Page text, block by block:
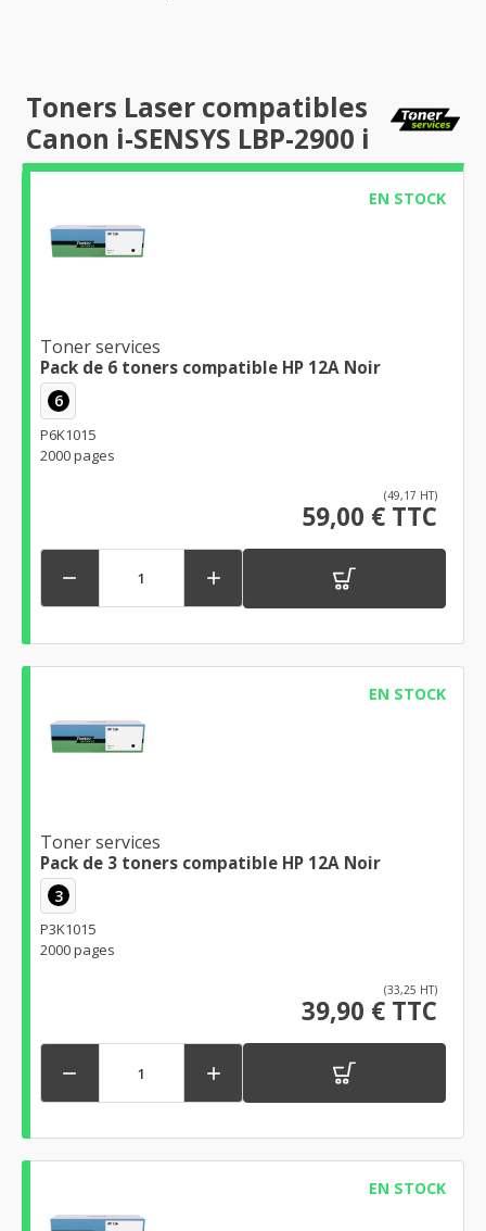
Toners Laser compatibles
Canon i-SENSYS LBP-2900 i
EN STOCK
Toner services
Pack de 6 toners compatible HP 12A Noir
6
P6K1015
2000 pages
(49,17 HT)
59,00 € TTC
 
EN STOCK
Toner services
Pack de 3 toners compatible HP 12A Noir
3
P3K1015
2000 pages
(33,25 HT)
39,90 € TTC
 
EN STOCK